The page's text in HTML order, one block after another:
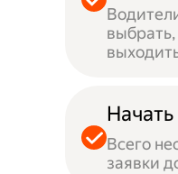
Всего
заявки